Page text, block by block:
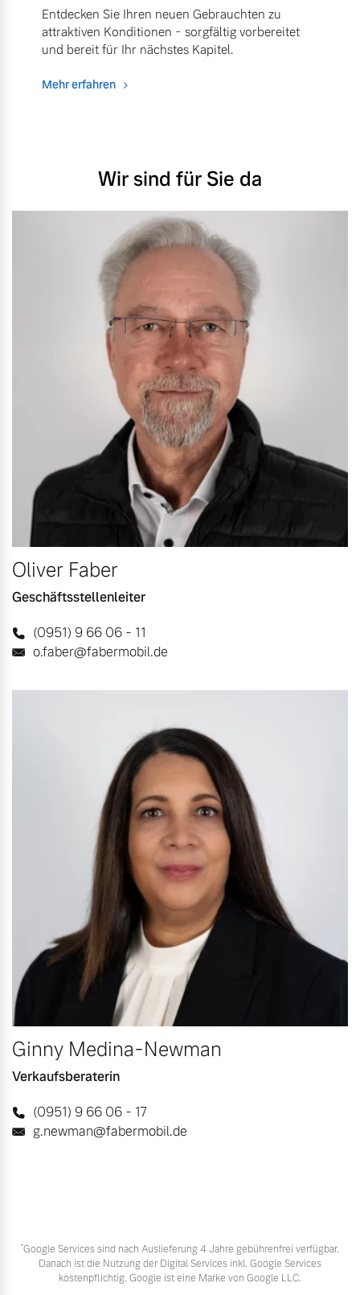
Entdecken Sie Ihren neuen Gebrauchten zu
attraktiven Konditionen - sorgfältig vorbereitet
und bereit für Ihr nächstes Kapitel.
Mehr erfahren
Wir sind für Sie da
Oliver Faber
Geschäftsstellenleiter
(0951) 9 66 06 - 11
o.faber@fabermobil.de
Ginny Medina-Newman
Verkaufsberaterin
(0951) 9 66 06 - 17
g.newman@fabermobil.de
*Google Services sind nach Auslieferung 4 Jahre gebührenfrei verfügbar.
Danach ist die Nutzung der Digital Services inkl. Google Services
kostenpflichtig. Google ist eine Marke von Google LLC.